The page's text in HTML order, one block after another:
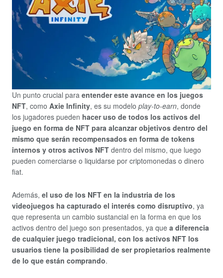
Un punto crucial para entender este avance en los juegos
NFT, como Axie Infinity, es su modelo play-to-earn, donde
los jugadores pueden hacer uso de todos los activos del
juego en forma de NFT para alcanzar objetivos dentro del
mismo que serán recompensados en forma de tokens
internos y otros activos NFT dentro del mismo, que luego
pueden comerciarse o liquidarse por criptomonedas o dinero
fiat.
Además, el uso de los NFT en la industria de los
videojuegos ha capturado el interés como disruptivo, ya
que representa un cambio sustancial en la forma en que los
activos dentro del juego son presentados, ya que a diferencia
de cualquier juego tradicional, con los activos NFT los
usuarios tiene la posibilidad de ser propietarios realmente
de lo que están comprando.